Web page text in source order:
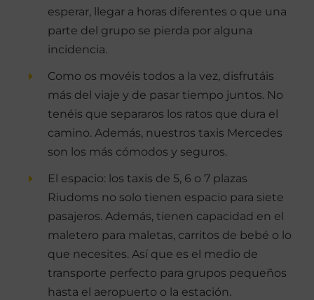
esperar, llegar a horas diferentes o que una
parte del grupo se pierda por alguna
incidencia.
Como os movéis todos a la vez, disfrutáis
más del viaje y de pasar tiempo juntos. No
tenéis que separaros los ratos que dura el
camino. Además, nuestros taxis Mercedes
son los más cómodos y seguros.
El espacio: los taxis de 5, 6 o 7 plazas
Riudoms no solo tienen espacio para siete
pasajeros. Además, tienen capacidad en el
maletero para maletas, carritos de bebé o lo
que necesites. Así que es el medio de
transporte perfecto para grupos pequeños
hasta el aeropuerto o la estación.